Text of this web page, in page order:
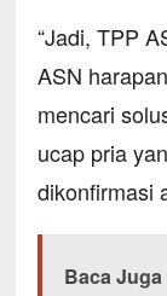
“Jadi, TPP
ASN
mencari
ucap pria
dikonfirmasi
Baca Juga